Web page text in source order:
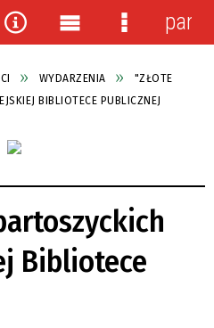
WYDARZENIA
"ZŁOTE
BIBLIOTECE PUBLICZNEJ
Bibliotece
Narzędzia
Menu
główne
Menu
panel